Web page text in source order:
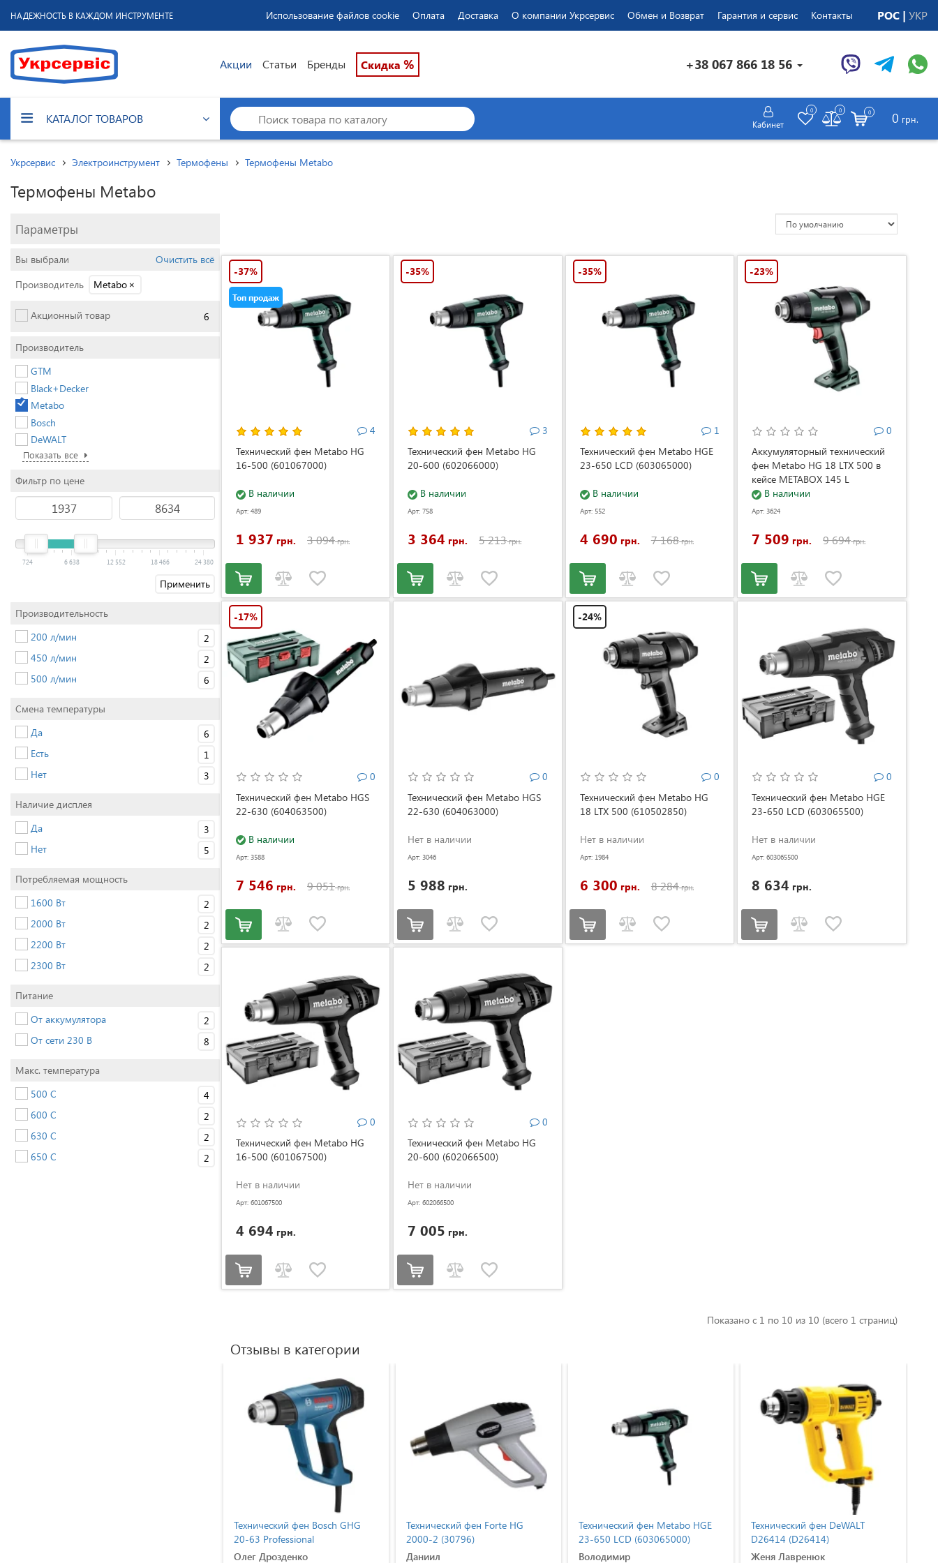
НАДЕЖНОСТЬ В КАЖДОМ ИНСТРУМЕНТЕ Использование файлов cookie Оплата Доставка О компании Укрсервис Обмен и Возврат Гарантия и сервис Контакты РОС УКР
Акции Статьи Бренды Скидка % +38 067 866 18 56
КАТАЛОГ ТОВАРОВ Кабинет
0 0 0 0 грн.
Укрсервис Электроинструмент Термофены Термофены Metabo
Термофены Metabo
Параметры
Вы выбрали
Очистить всё
Производитель
Metabo ×
Акционный товар 6
Производитель
GTM
Black+Decker
Metabo
Bosch
DeWALT
Показать все
Фильтр по цене
724 6 638 12 552 18 466 24 380
Применить
Производительность
200 л/мин
2
450 л/мин
2
500 л/мин
6
Смена температуры
Да
6
Есть
1
Нет
3
Наличие дисплея
Да
3
Нет
5
Потребляемая мощность
1600 Вт
2
2000 Вт
2
2200 Вт
2
2300 Вт
2
Питание
От аккумулятора
2
От сети 230 В
8
Макс. температура
500 C
4
600 C
2
630 C
2
650 C
2
-37%
Топ продаж
4
Технический фен Metabo HG
16-500 (601067000)
В наличии
Арт: 489
1 937 грн. 3 094грн.
-35%
3
Технический фен Metabo HG
20-600 (602066000)
В наличии
Арт: 758
3 364 грн. 5 213грн.
-35%
1
Технический фен Metabo HGE
23-650 LCD (603065000)
В наличии
Арт: 552
4 690 грн. 7 168грн.
-23%
0
Аккумуляторный технический
фен Metabo HG 18 LTX 500 в
кейсе METABOX 145 L
(610502840)
В наличии
Арт: 3624
7 509 грн. 9 694грн.
-17%
0
Технический фен Metabo HGS
22-630 (604063500)
В наличии
Арт: 3588
7 546 грн. 9 051грн.
0
Технический фен Metabo HGS
22-630 (604063000)
Нет в наличии
Арт: 3046
5 988 грн.
-24%
0
Технический фен Metabo HG
18 LTX 500 (610502850)
Нет в наличии
Арт: 1984
6 300 грн. 8 284грн.
0
Технический фен Metabo HGE
23-650 LCD (603065500)
Нет в наличии
Арт: 603065500
8 634 грн.
0
Технический фен Metabo HG
16-500 (601067500)
Нет в наличии
Арт: 601067500
4 694 грн.
0
Технический фен Metabo HG
20-600 (602066500)
Нет в наличии
Арт: 602066500
7 005 грн.
Показано с 1 по 10 из 10 (всего 1 страниц)
Отзывы в категории
Технический фен Bosch GHG
20-63 Professional
(06012A6201)
Олег Дрозденко
Технический фен Forte HG
2000-2 (30796)
Даниил
Технический фен Metabo HGE
23-650 LCD (603065000)
Володимир
Технический фен DeWALT
D26414 (D26414)
Женя Лавренюк